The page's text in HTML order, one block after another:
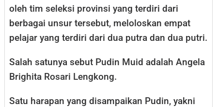
oleh tim seleksi provinsi yang terdiri dari
berbagai unsur tersebut, meloloskan empat
pelajar yang terdiri dari dua putra dan dua putri.
Salah satunya sebut Pudin Muid adalah Angela
Brighita Rosari Lengkong.
Satu harapan yang disampaikan Pudin, yakni